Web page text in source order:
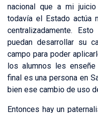
nacional que a mi
todavía el Estado actúa
centralizadamente.
puedan desarrollar su
campo para poder
los alumnos les
final es una persona en
bien ese cambio de uso
Entonces hay un